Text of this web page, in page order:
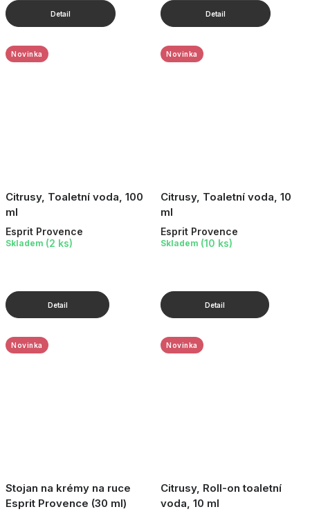
Citrusy, Toaletní voda, 100
ml
Novinka
Esprit Provence
Skladem (2 ks)
Citrusy, Toaletní voda, 10
ml
Novinka
Esprit Provence
Skladem (10 ks)
Stojan na krémy na ruce
Esprit Provence (30 ml)
Novinka
Citrusy, Roll-on toaletní
voda, 10 ml
Novinka